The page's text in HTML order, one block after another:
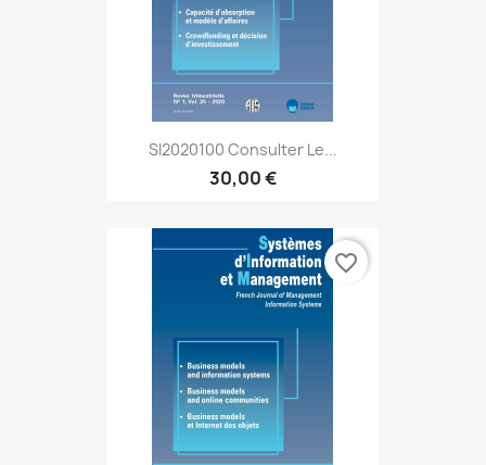
SI2020100 Consulter Le...
30,00 €
favorite_border